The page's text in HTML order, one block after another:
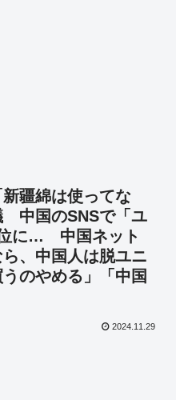
疆綿は使ってな
中国のSNSで「ユ
に… 中国ネット
ら、中国人は脱ユニ
のやめる」「中国
2024.11.29